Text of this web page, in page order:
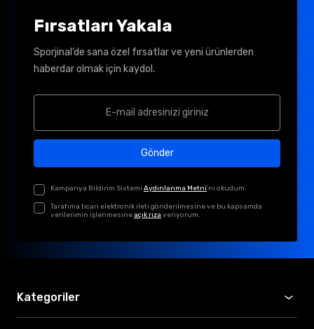
Fırsatları Yakala
Sporjinal’de sana özel fırsatlar ve yeni ürünlerden
haberdar olmak için kaydol.
Gönder
Kampanya Bildirim Sistemi Aydınlanma Metni'ni okudum.
Tarafıma ticari elektronik ileti gönderilmesine ve bu kapsamda
verilerimin işlenmesineaçık rıza veriyorum.
Kategoriler